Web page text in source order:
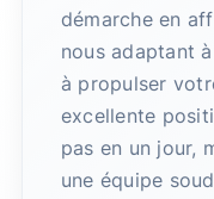
démarche en
nous adaptant
à propulser
excellente
pas en un jour,
une équipe